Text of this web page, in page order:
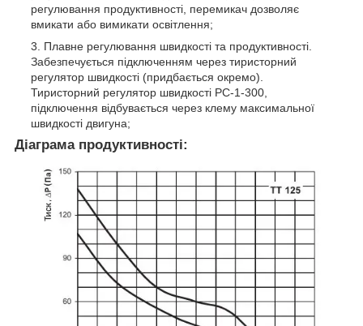
регулювання продуктивності, перемикач дозволяє
вмикати або вимикати освітлення;
Плавне регулювання швидкості та продуктивності.
Забезпечується підключенням через тиристорний
регулятор швидкості (придбається окремо).
Тиристорний регулятор швидкості РС-1-300,
підключення відбувається через клему максимальної
швидкості двигуна;
Діаграма продуктивності: